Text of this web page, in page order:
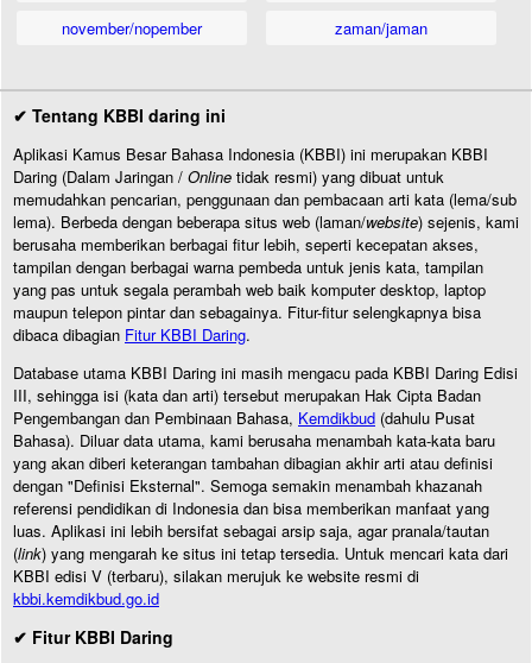
november/nopember
zaman/jaman
✔ Tentang KBBI daring ini
Aplikasi Kamus Besar Bahasa Indonesia (KBBI) ini merupakan KBBI
Daring (Dalam Jaringan / Online tidak resmi) yang dibuat untuk
memudahkan pencarian, penggunaan dan pembacaan arti kata (lema/sub
lema). Berbeda dengan beberapa situs web (laman/website) sejenis, kami
berusaha memberikan berbagai fitur lebih, seperti kecepatan akses,
tampilan dengan berbagai warna pembeda untuk jenis kata, tampilan
yang pas untuk segala perambah web baik komputer desktop, laptop
maupun telepon pintar dan sebagainya. Fitur-fitur selengkapnya bisa
dibaca dibagian Fitur KBBI Daring.
Database utama KBBI Daring ini masih mengacu pada KBBI Daring Edisi
III, sehingga isi (kata dan arti) tersebut merupakan Hak Cipta Badan
Pengembangan dan Pembinaan Bahasa, Kemdikbud (dahulu Pusat
Bahasa). Diluar data utama, kami berusaha menambah kata-kata baru
yang akan diberi keterangan tambahan dibagian akhir arti atau definisi
dengan "Definisi Eksternal". Semoga semakin menambah khazanah
referensi pendidikan di Indonesia dan bisa memberikan manfaat yang
luas. Aplikasi ini lebih bersifat sebagai arsip saja, agar pranala/tautan
(link) yang mengarah ke situs ini tetap tersedia. Untuk mencari kata dari
KBBI edisi V (terbaru), silakan merujuk ke website resmi di
kbbi.kemdikbud.go.id
✔ Fitur KBBI Daring